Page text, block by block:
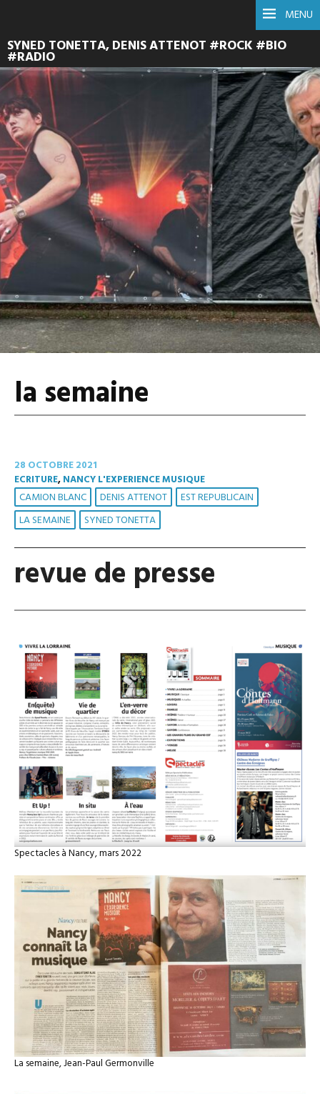
MENU
SYNED TONETTA, DENIS ATTENOT #ROCK #BIO
#RADIO
la semaine
28 OCTOBRE 2021
ECRITURE,NANCY L'EXPERIENCE MUSIQUE
CAMION BLANC DENIS ATTENOT
EST REPUBLICAIN
LA SEMAINE
SYNED TONETTA
revue de presse
Spectacles à Nancy, mars 2022
La semaine, Jean-Paul Germonville